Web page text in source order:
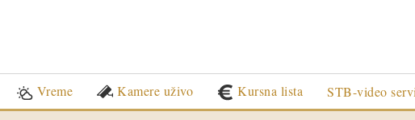
Vreme Kamere uživo Kursna lista STB-video